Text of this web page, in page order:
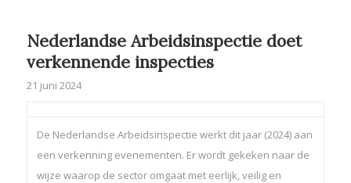
Nederlandse Arbeidsinspectie doet
verkennende inspecties
21 juni 2024
De Nederlandse Arbeidsinspectie werkt dit jaar (2024) aan
een verkenning evenementen. Er wordt gekeken naar de
wijze waarop de sector omgaat met eerlijk, veilig en